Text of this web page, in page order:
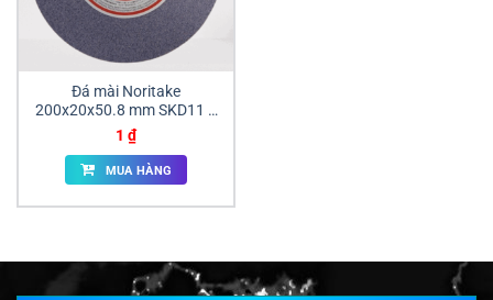
Đá mài Noritake
200x20x50.8 mm SKD11 –
Đá xanh GC80 & Đá cam
A46
1 ₫
MUA HÀNG